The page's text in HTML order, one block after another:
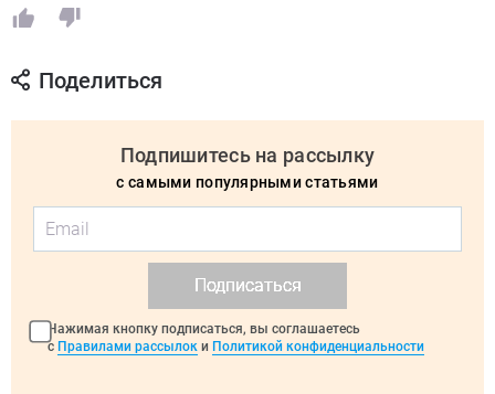
Поделиться
Подпишитесь на рассылку
с самыми популярными статьями
Подписаться
Нажимая кнопку подписаться, вы соглашаетесь
с Правилами рассылок и Политикой конфиденциальности